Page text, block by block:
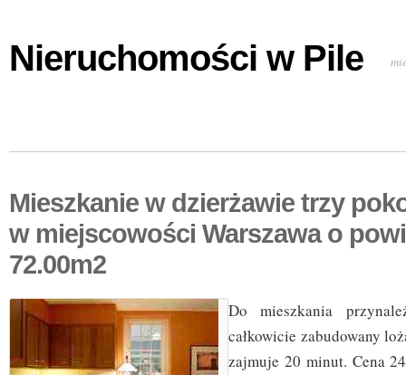
Nieruchomości w Pile
Mieszkanie w dzierżawie trzy
w miejscowości Warszawa o
72.00m2
Do mieszkania
całkowicie zabudowany
zajmuje 20 minut. Cena